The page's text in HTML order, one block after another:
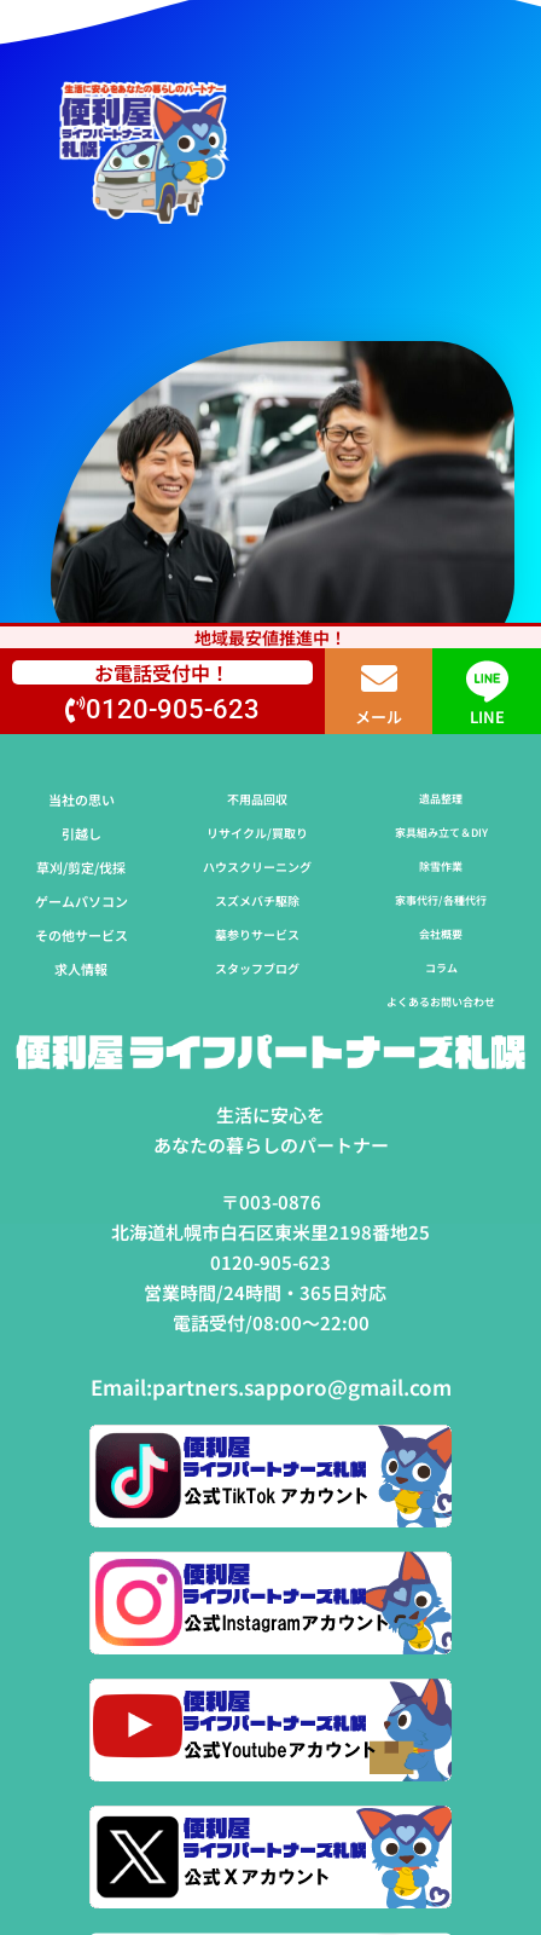
地域最安値推進中！
お電話受付中！
0120-905-623 メール LINE
当社の思い
引越し
草刈/剪定/伐採​
ゲームパソコン
その他サービス
求人情報
不用品回収
リサイクル/買取り
ハウスクリーニング
スズメバチ駆除
墓参りサービス
スタッフブログ
遺品整理
家具組み立て＆DIY
除雪作業
家事代行/各種代行
会社概要
コラム
よくあるお問い合わせ
生活に安心を
あなたの暮らしのパートナー
〒003-0876
北海道札幌市白石区東米里2198番地25
0120-905-623
営業時間/24時間・365日対応
電話受付/08:00～22:00
Email:partners.sapporo@gmail.com